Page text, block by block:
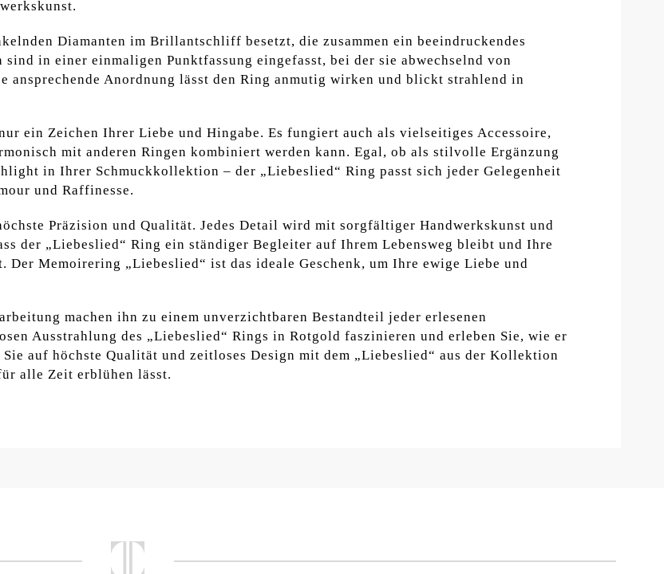
Diamanten im Brillantschliff besetzt, die zusammen ein beeindruckendes
in einer einmaligen Punktfassung eingefasst, bei der sie abwechselnd von
ansprechende Anordnung lässt den Ring anmutig wirken und blickt strahlend in
ein Zeichen Ihrer Liebe und Hingabe. Es fungiert auch als vielseitiges Accessoire,
mit anderen Ringen kombiniert werden kann. Egal, ob als stilvolle Ergänzung
in Ihrer Schmuckkollektion – der „Liebeslied“ Ring passt sich jeder Gelegenheit
und Raffinesse.
Präzision und Qualität. Jedes Detail wird mit sorgfältiger Handwerkskunst und
der „Liebeslied“ Ring ein ständiger Begleiter auf Ihrem Lebensweg bleibt und Ihre
Der Memoirering „Liebeslied“ ist das ideale Geschenk, um Ihre ewige Liebe und
machen ihn zu einem unverzichtbaren Bestandteil jeder erlesenen
Ausstrahlung des „Liebeslied“ Rings in Rotgold faszinieren und erleben Sie, wie er
auf höchste Qualität und zeitloses Design mit dem „Liebeslied“ aus der Kollektion
alle Zeit erblühen lässt.